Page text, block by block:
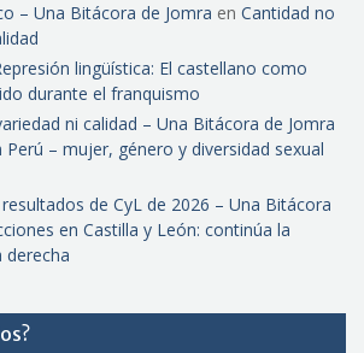
– Una Bitácora de Jomra en Cantidad no
lingüística: El castellano como
durante el franquismo
ni calidad – Una Bitácora de Jomra
Perú – mujer, género y diversidad sexual
de CyL de 2026 – Una Bitácora
en Castilla y León: continúa la
derecha